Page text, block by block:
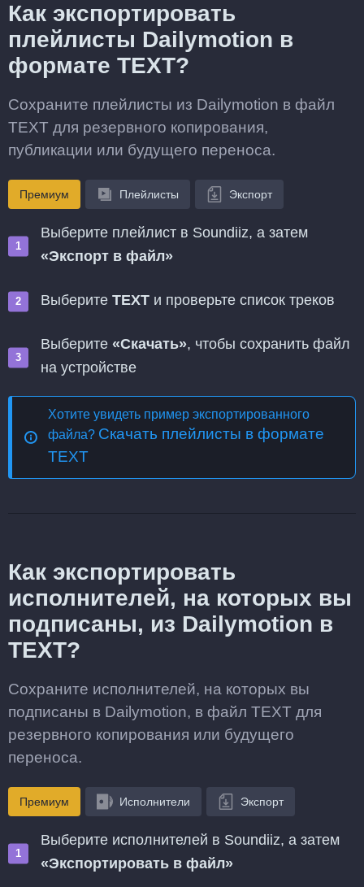
Как экспортировать
плейлисты Dailymotion в
формате TEXT?
Сохраните плейлисты из Dailymotion в файл
TEXT для резервного копирования,
публикации или будущего переноса.
Премиум Плейлисты Экспорт
Выберите плейлист в Soundiiz, а затем
«Экспорт в файл»
Выберите TEXT и проверьте список треков
Выберите «Скачать», чтобы сохранить файл
на устройстве
Хотите увидеть пример экспортированного
файла? Скачать плейлисты в формате
TEXT
Как экспортировать
исполнителей, на которых вы
подписаны, из Dailymotion в
TEXT?
Сохраните исполнителей, на которых вы
подписаны в Dailymotion, в файл TEXT для
резервного копирования или будущего
переноса.
Премиум Исполнители Экспорт
Выберите исполнителей в Soundiiz, а затем
«Экспортировать в файл»